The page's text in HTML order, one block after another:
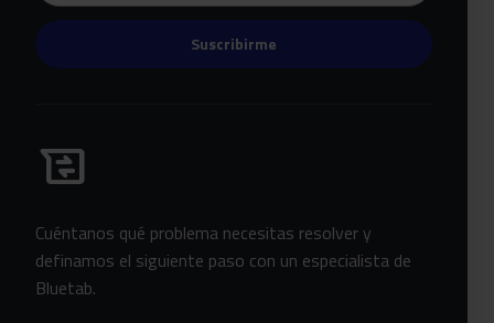
Suscribirme
business_messages
Habla con Bluetab
Cuéntanos qué problema necesitas resolver y
definamos el siguiente paso con un especialista de
Bluetab.